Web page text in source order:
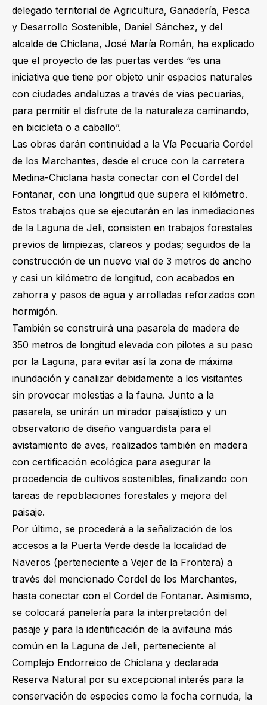
delegado territorial de Agricultura, Ganadería, Pesca
y Desarrollo Sostenible, Daniel Sánchez, y del
alcalde de Chiclana, José María Román, ha explicado
que el proyecto de las puertas verdes “es una
iniciativa que tiene por objeto unir espacios naturales
con ciudades andaluzas a través de vías pecuarias,
para permitir el disfrute de la naturaleza caminando,
en bicicleta o a caballo”.
Las obras darán continuidad a la Vía Pecuaria Cordel
de los Marchantes, desde el cruce con la carretera
Medina-Chiclana hasta conectar con el Cordel del
Fontanar, con una longitud que supera el kilómetro.
Estos trabajos que se ejecutarán en las inmediaciones
de la Laguna de Jeli, consisten en trabajos forestales
previos de limpiezas, clareos y podas; seguidos de la
construcción de un nuevo vial de 3 metros de ancho
y casi un kilómetro de longitud, con acabados en
zahorra y pasos de agua y arrolladas reforzados con
hormigón.
También se construirá una pasarela de madera de
350 metros de longitud elevada con pilotes a su paso
por la Laguna, para evitar así la zona de máxima
inundación y canalizar debidamente a los visitantes
sin provocar molestias a la fauna. Junto a la
pasarela, se unirán un mirador paisajístico y un
observatorio de diseño vanguardista para el
avistamiento de aves, realizados también en madera
con certificación ecológica para asegurar la
procedencia de cultivos sostenibles, finalizando con
tareas de repoblaciones forestales y mejora del
paisaje.
Por último, se procederá a la señalización de los
accesos a la Puerta Verde desde la localidad de
Naveros (perteneciente a Vejer de la Frontera) a
través del mencionado Cordel de los Marchantes,
hasta conectar con el Cordel de Fontanar. Asimismo,
se colocará panelería para la interpretación del
pasaje y para la identificación de la avifauna más
común en la Laguna de Jeli, perteneciente al
Complejo Endorreico de Chiclana y declarada
Reserva Natural por su excepcional interés para la
conservación de especies como la focha cornuda, la